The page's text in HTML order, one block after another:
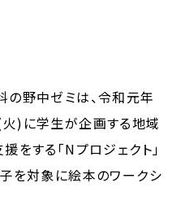
野中ゼミは、令和元年
)に学生が企画する地域
する「Nプロジェクト」
を対象に絵本のワークシ